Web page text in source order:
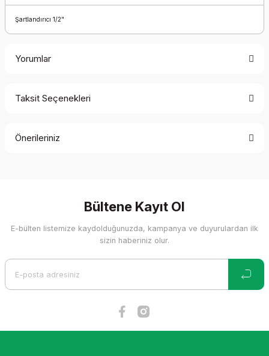
Şartlandırıcı 1/2"
Yorumlar
Taksit Seçenekleri
Önerileriniz
Görüş ve önerileriniz için teşekkür ederiz.
Ürün resmi kalitesiz, bozuk veya görüntülenemiyor.
Bültene Kayıt Ol
E-bülten listemize kaydolduğunuzda, kampanya ve duyurulardan ilk
sizin haberiniz olur.